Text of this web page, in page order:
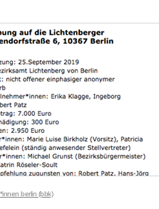
berlin (bbk)